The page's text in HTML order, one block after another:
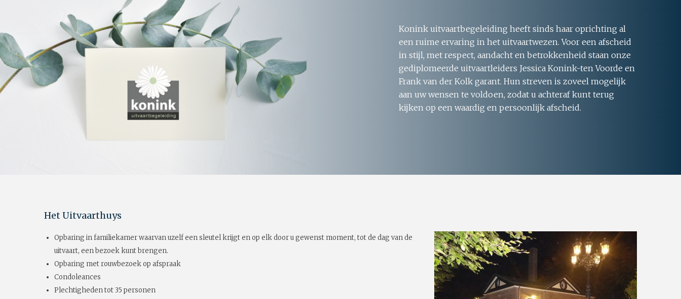
Konink uitvaartbegeleiding heeft sinds haar oprichting al
een ruime ervaring in het uitvaartwezen. Voor een afscheid
in stijl, met respect, aandacht en betrokkenheid staan onze
gediplomeerde uitvaartleiders Jessica Konink-ten Voorde en
Frank van der Kolk garant. Hun streven is zoveel mogelijk
aan uw wensen te voldoen, zodat u achteraf kunt terug
kijken op een waardig en persoonlijk afscheid.
Het Uitvaarthuys
Opbaring in familiekamer waarvan uzelf een sleutel krijgt en op elk door u gewenst moment, tot de dag van de
uitvaart, een bezoek kunt brengen.
Opbaring met rouwbezoek op afspraak
Condoleances
Plechtigheden tot 35 personen